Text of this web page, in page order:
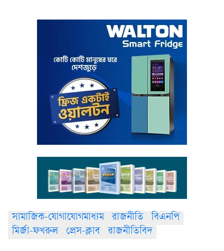
সামাজিক-যোগাযোগমাধ্যম রাজনীতি
বিএনপি
মির্জা-ফখরুল
প্রেস-ক্লাব রাজনীতিবিদ